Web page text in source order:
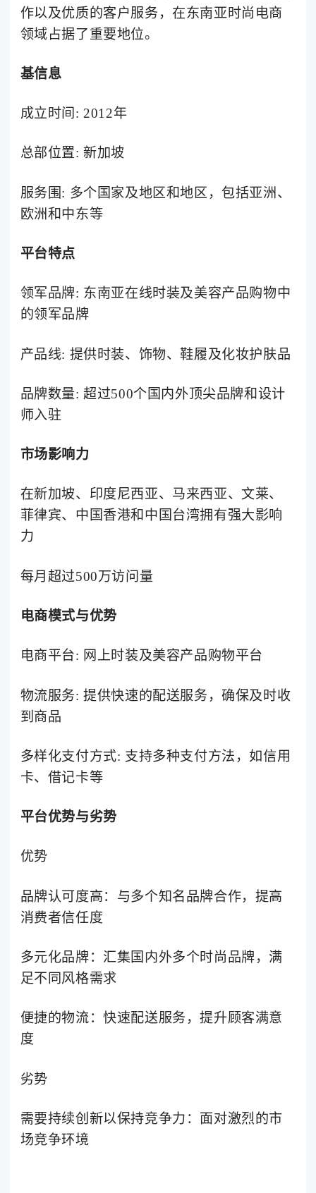
作以及优质的客户服务，在东南亚时尚电商
领域占据了重要地位。
基信息
成立时间: 2012年
总部位置: 新加坡
服务围: 多个国家及地区和地区，包括亚洲、
欧洲和中东等
平台特点
领军品牌: 东南亚在线时装及美容产品购物中
的领军品牌
产品线: 提供时装、饰物、鞋履及化妆护肤品
品牌数量: 超过500个国内外顶尖品牌和设计
师入驻
市场影响力
在新加坡、印度尼西亚、马来西亚、文莱、
菲律宾、中国香港和中国台湾拥有强大影响
力
每月超过500万访问量
电商模式与优势
电商平台: 网上时装及美容产品购物平台
物流服务: 提供快速的配送服务，确保及时收
到商品
多样化支付方式: 支持多种支付方法，如信用
卡、借记卡等
平台优势与劣势
优势
品牌认可度高：与多个知名品牌合作，提高
消费者信任度
多元化品牌：汇集国内外多个时尚品牌，满
足不同风格需求
便捷的物流：快速配送服务，提升顾客满意
度
劣势
需要持续创新以保持竞争力：面对激烈的市
场竞争环境